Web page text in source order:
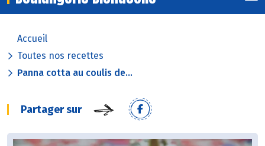
Accueil
Toutes nos recettes
Panna cotta au coulis de...
Partager sur